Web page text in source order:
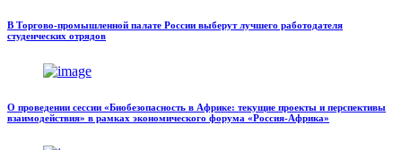
В Торгово-промышленной палате России выберут лучшего работодателя
студенческих отрядов
О проведении сессии «Биобезопасность в Африке: текущие проекты и перспективы
взаимодействия» в рамках экономического форума «Россия-Африка»